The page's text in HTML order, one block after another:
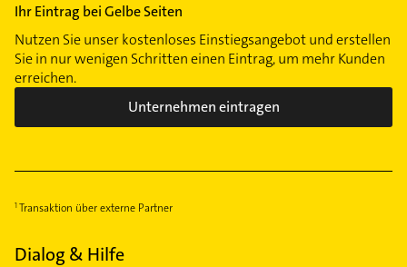
Ihr Eintrag bei Gelbe Seiten
Nutzen Sie unser kostenloses Einstiegsangebot und erstellen
Sie in nur wenigen Schritten einen Eintrag, um mehr Kunden
erreichen.
Unternehmen eintragen
Transaktion über externe Partner
Dialog & Hilfe